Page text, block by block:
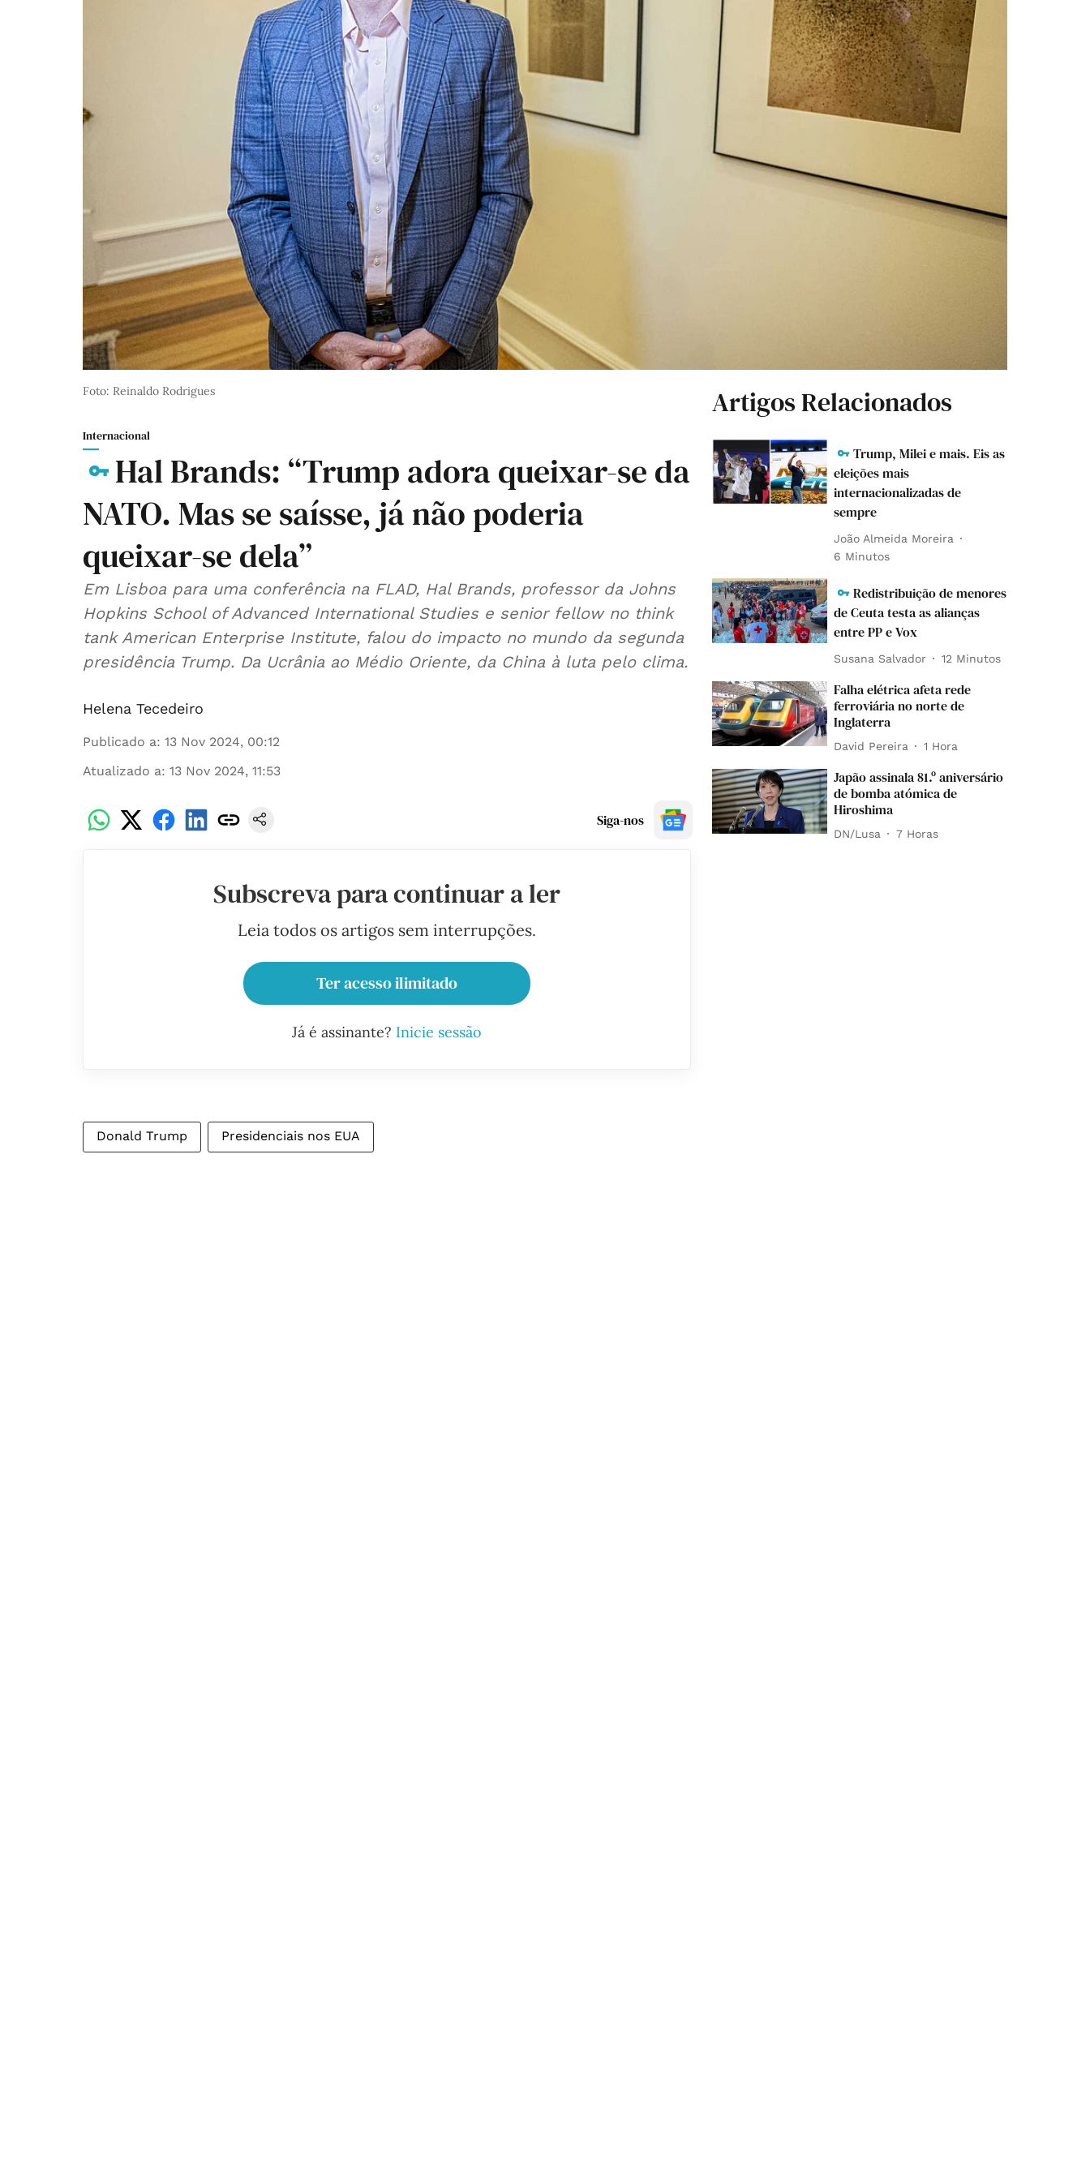
Foto: Reinaldo Rodrigues
Internacional
Hal Brands: “Trump adora queixar-se da
NATO. Mas se saísse, já não poderia
queixar-se dela”
Em Lisboa para uma conferência na FLAD, Hal Brands, professor da Johns
Hopkins School of Advanced International Studies e senior fellow no think
tank American Enterprise Institute, falou do impacto no mundo da segunda
presidência Trump. Da Ucrânia ao Médio Oriente, da China à luta pelo clima.
Helena Tecedeiro
Publicado a: 13 Nov 2024, 00:12
Atualizado a: 13 Nov 2024, 11:53
Siga-nos
Subscreva para continuar a ler
Leia todos os artigos sem interrupções.
Ter acesso ilimitado
Já é assinante? Inicie sessão
Donald Trump Presidenciais nos EUA
Artigos Relacionados
Trump, Milei e mais. Eis as
eleições mais
internacionalizadas de
sempre
João Almeida Moreira
6 Minutos
Redistribuição de menores
de Ceuta testa as alianças
entre PP e Vox
Susana Salvador 12 Minutos
Falha elétrica afeta rede
ferroviária no norte de
Inglaterra
David Pereira 1 Hora
Japão assinala 81.º aniversário
de bomba atómica de
Hiroshima
DN/Lusa 7 Horas